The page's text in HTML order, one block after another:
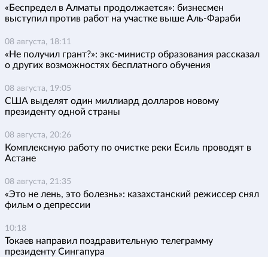
«Беспредел в Алматы продолжается»: бизнесмен
выступил против работ на участке выше Аль-Фараби
08 августа, 18:11
«Не получил грант?»: экс-министр образования рассказал
о других возможностях бесплатного обучения
08 августа, 19:05
США выделят один миллиард долларов новому
президенту одной страны
08 августа, 20:26
Комплексную работу по очистке реки Есиль проводят в
Астане
08 августа, 21:35
«Это не лень, это болезнь»: казахстанский режиссер снял
фильм о депрессии
10:18
Токаев направил поздравительную телеграмму
президенту Сингапура